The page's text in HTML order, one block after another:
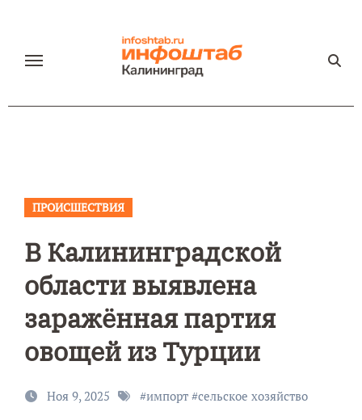
содержанию
ПРОИСШЕСТВИЯ
В Калининградской
области выявлена
заражённая партия
овощей из Турции
Ноя 9, 2025 #импорт#сельское хозяйство